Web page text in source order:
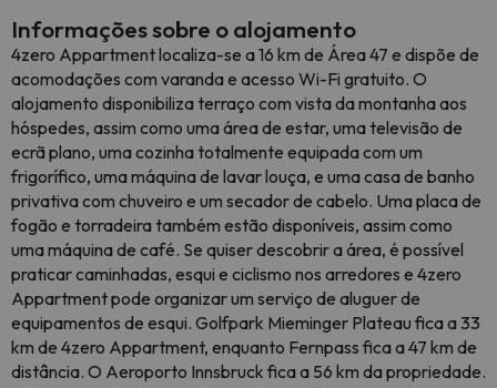
Informações sobre o alojamento
4zero Appartment localiza-se a 16 km de Área 47 e dispõe de
acomodações com varanda e acesso Wi-Fi gratuito. O
alojamento disponibiliza terraço com vista da montanha aos
hóspedes, assim como uma área de estar, uma televisão de
ecrã plano, uma cozinha totalmente equipada com um
frigorífico, uma máquina de lavar louça, e uma casa de banho
privativa com chuveiro e um secador de cabelo. Uma placa de
fogão e torradeira também estão disponíveis, assim como
uma máquina de café. Se quiser descobrir a área, é possível
praticar caminhadas, esqui e ciclismo nos arredores e 4zero
Appartment pode organizar um serviço de aluguer de
equipamentos de esqui. Golfpark Mieminger Plateau fica a 33
km de 4zero Appartment, enquanto Fernpass fica a 47 km de
distância. O Aeroporto Innsbruck fica a 56 km da propriedade.